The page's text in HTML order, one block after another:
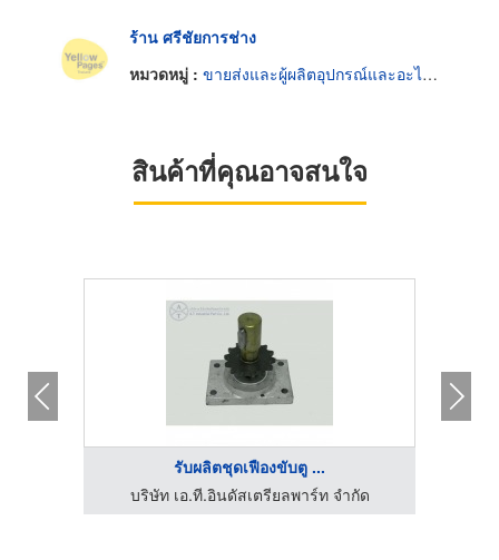
ร้าน ศรีชัยการช่าง
หมวดหมู่ : ขายส่งและผู้ผลิตอุปกรณ์และอะไหล่รถจักรยานยนต์และรถสกูตเตอร์
สินค้าที่คุณอาจสนใจ
รับผลิตชุดเฟืองขับตู ...
บริษัท เอ.ที.อินดัสเตรียลพาร์ท จำกัด